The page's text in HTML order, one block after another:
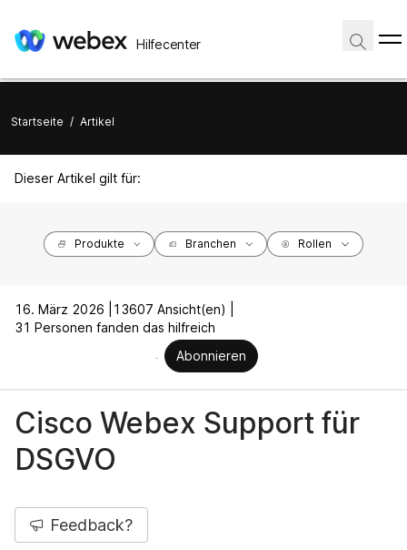
Hilfecenter
Startseite / Artikel
Dieser Artikel gilt für:
Produkte Branchen Rollen
16. März 2026 |
13607 Ansicht(en) |
31 Personen fanden das hilfreich
Abonnieren
Cisco Webex Support für
DSGVO
Feedback?